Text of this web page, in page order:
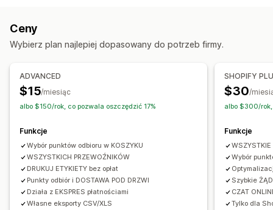
Opcje odbioru
Odbiór na ulicy
Odbiór w sklepie Wiele lokalizacji
Mapa dostawy
Śledzenie kierowców
Dowód dostawy
Drukowanie zbiorcze
Zasady wysyłki Synchronizacja zamówień Wielojęzyczne
Zarządzanie przesyłkami
Synchronizacja zamówień
Aktualizacje zamówienia
Ceny
Wybierz plan najlepiej dopasowany do potrzeb firmy.
ADVANCED
$15/miesiąc
albo $150/rok, co pozwala oszczędzić 17%
Funkcje
Wybór punktów odbioru w KOSZYKU
WSZYSTKICH PRZEWOŹNIKÓW
DRUKUJ ETYKIETY bez opłat
Punkty odbiór i DOSTAWA POD DRZWI
Działa z EKSPRES płatnościami
Własne eksporty CSV/XLS
SHOPIFY
$30/
albo $300/rok,
Funkcje
WSZYSTKIE
Wybór
Szybkie
CZAT
Tylko dla